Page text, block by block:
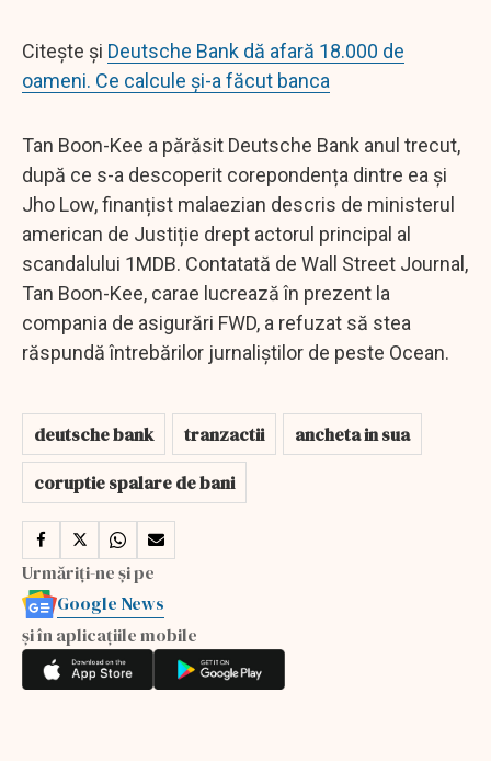
Citește și Deutsche Bank dă afară 18.000 de
oameni. Ce calcule și-a făcut banca
Tan Boon-Kee a părăsit Deutsche Bank anul trecut,
după ce s-a descoperit corepondența dintre ea și
Jho Low, finanțist malaezian descris de ministerul
american de Justiție drept actorul principal al
scandalului 1MDB. Contatată de Wall Street Journal,
Tan Boon-Kee, carae lucrează în prezent la
compania de asigurări FWD, a refuzat să stea
răspundă întrebărilor jurnaliștilor de peste Ocean.
deutsche bank tranzactii
ancheta in sua
coruptie spalare de bani
Urmăriți-ne și pe
Google News
și în aplicațiile mobile